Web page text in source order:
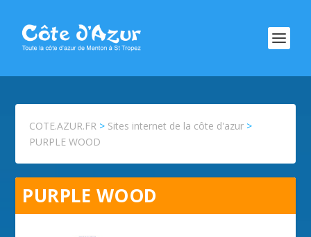
COTE.AZUR.FR > Sites internet de la côte d'azur >
PURPLE WOOD
PURPLE WOOD